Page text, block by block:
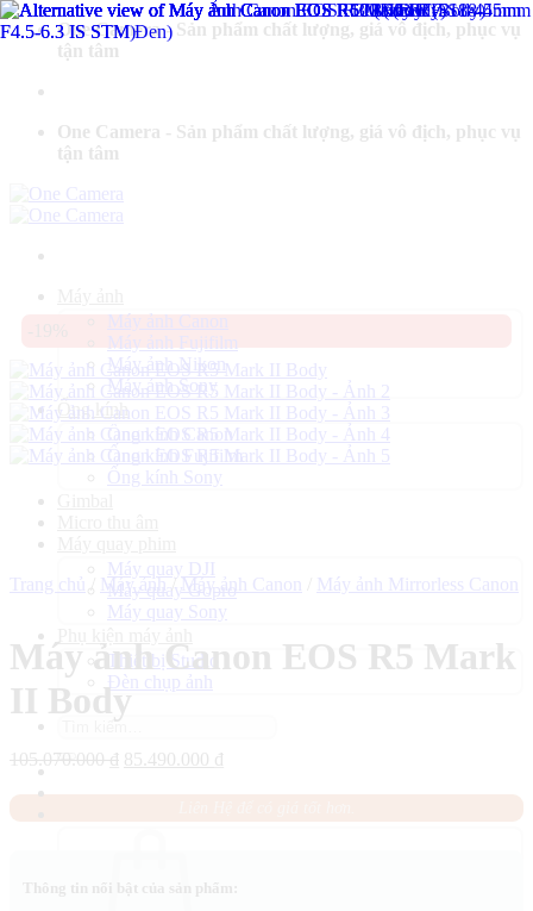
Bỏ
dung
One Camera - Sản phẩm chất lượng, giá vô địch, phục vụ
tận tâm
One Camera - Sản phẩm chất lượng, giá vô địch, phục vụ
tận tâm
Máy ảnh Canon
Máy ảnh Nikon
Máy ảnh Sony
Ống kính
Ống kính Canon
Ống kính Fujifilm
Ống kính Sony
Máy quay DJI
Máy quay Gopro
Máy quay Sony
Thiết bị Studio
Đèn chụp ảnh
Trang chủ Máy ảnh / Máy ảnh Canon Máy ảnh Mirrorless Canon
Máy ảnh Canon EOS R5 Mark
II Body
105.070.000₫ Giá
85.490.000 ₫